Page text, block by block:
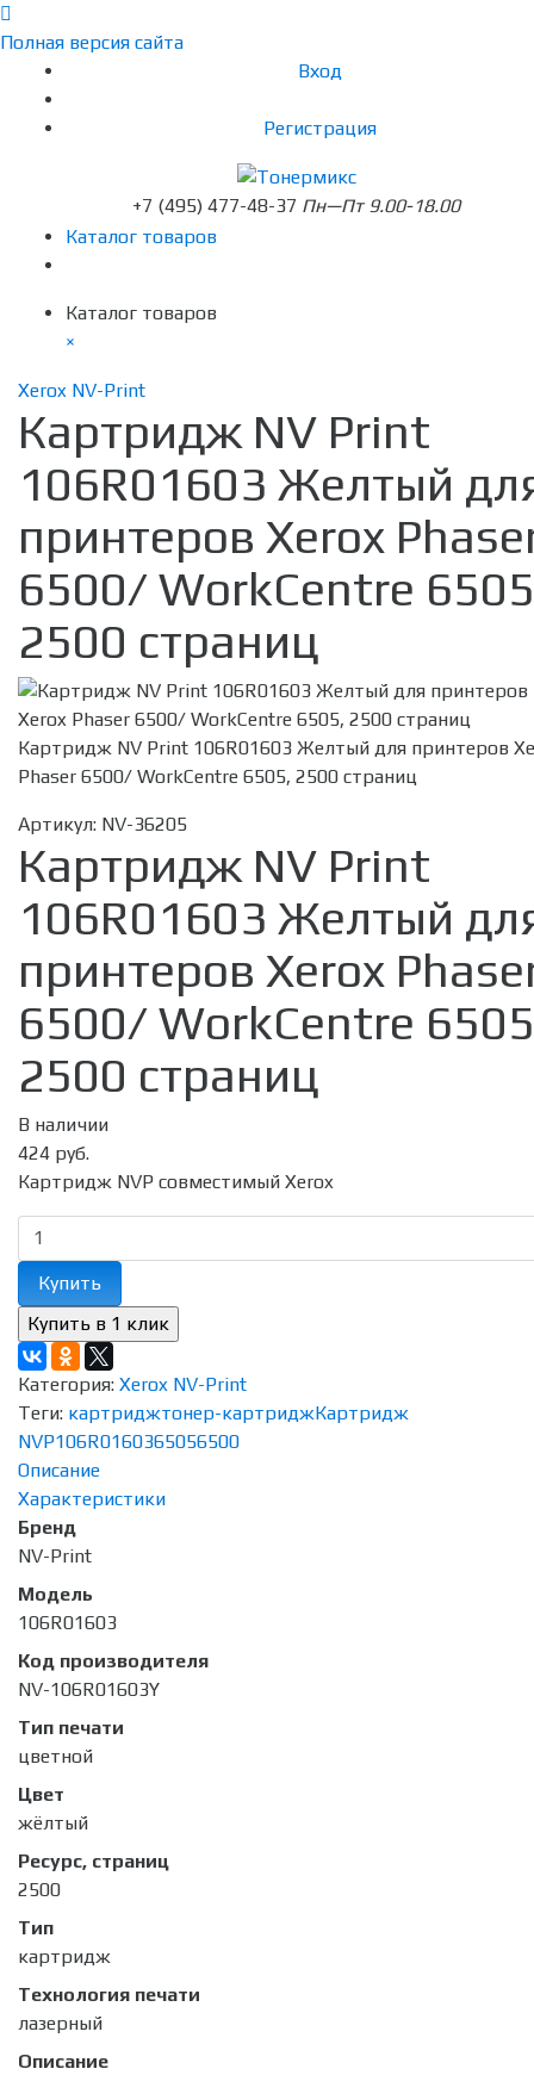
Полная версия сайта
Вход
Регистрация
+7 (495) 477-48-37 Пн—Пт 9.00-18.00
Каталог товаров
Каталог товаров
×
Xerox NV-Print
Картридж NV Print
106R01603 Желтый
принтеров Xerox
6500/ WorkCentre
2500 страниц
Картридж NV Print 106R01603 Желтый для принтеров
Phaser 6500/ WorkCentre 6505, 2500 страниц
Артикул: NV-36205
Картридж NV Print
106R01603 Желтый
принтеров Xerox
6500/ WorkCentre
2500 страниц
В наличии
424 руб.
Картридж NVP совместимый Xerox
Купить
Категория: Xerox NV-Print
Теги: картриджтонер-картриджКартридж
NVP106R0160365056500
Описание
Характеристики
Бренд
NV-Print
Модель
106R01603
Код производителя
NV-106R01603Y
Тип печати
цветной
Цвет
жёлтый
Ресурс, страниц
2500
Тип
картридж
Технология печати
лазерный
Описание